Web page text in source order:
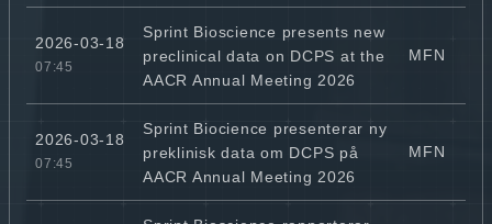
2026-03-18
07:45
Sprint Bioscience presents new
preclinical data on DCPS at the
AACR Annual Meeting 2026
MFN
2026-03-18
07:45
Sprint Biocience presenterar ny
preklinisk data om DCPS på
AACR Annual Meeting 2026
MFN